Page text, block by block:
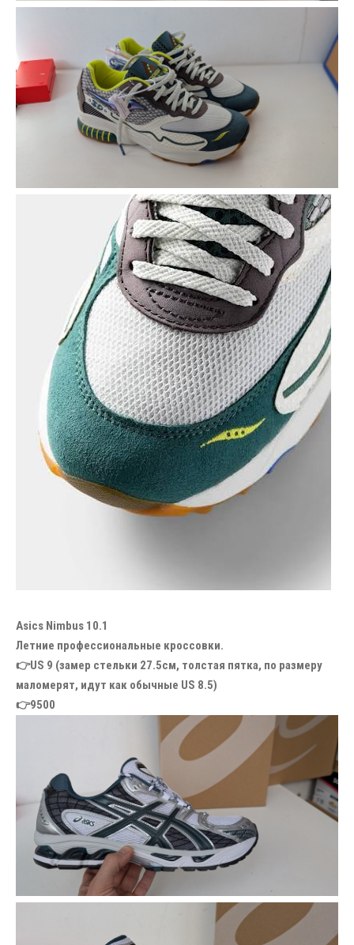
Asics Nimbus 10.1
Летние профессиональные кроссовки.
👉US 9 (замер стельки 27.5см, толстая пятка, по размеру
маломерят, идут как обычные US 8.5)
👉9500